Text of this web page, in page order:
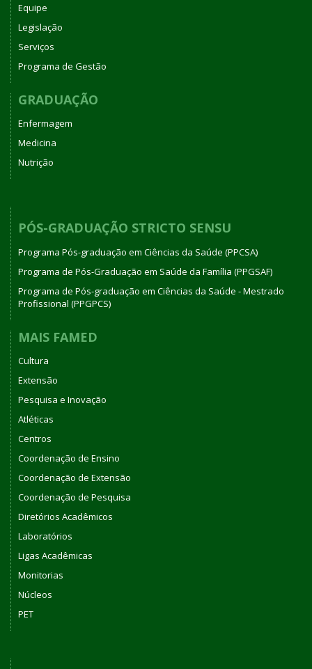
Equipe
Legislação
Serviços
Programa de Gestão
GRADUAÇÃO
Enfermagem
Medicina
Nutrição
PÓS-GRADUAÇÃO STRICTO SENSU
Programa Pós-graduação em Ciências da Saúde (PPCSA)
Programa de Pós-Graduação em Saúde da Família (PPGSAF)
Programa de Pós-graduação em Ciências da Saúde - Mestrado
Profissional (PPGPCS)
MAIS FAMED
Cultura
Extensão
Pesquisa e Inovação
Atléticas
Centros
Coordenação de Ensino
Coordenação de Extensão
Coordenação de Pesquisa
Diretórios Acadêmicos
Laboratórios
Ligas Acadêmicas
Monitorias
Núcleos
PET